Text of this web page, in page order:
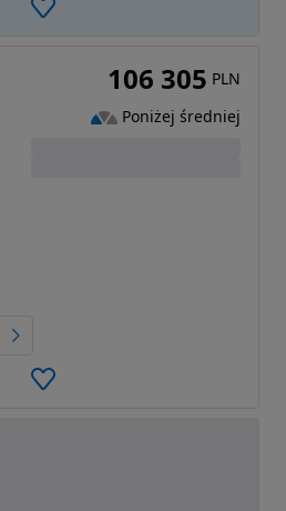
106 305 PLN
Poniżej średniej